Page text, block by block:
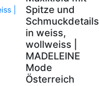
Spitze und
Schmuckdetails
in weiss,
wollweiss |
MADELEINE
Mode
Österreich